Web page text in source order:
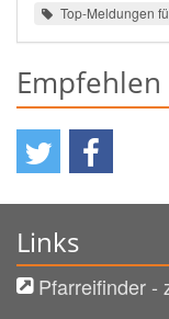
Top-Meldungen
Empfehlen
Links
Pfarreifinder -